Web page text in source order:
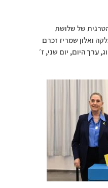
של שלושת
ואלון שמריז זכרם
ערך היום, יום שני, ז׳